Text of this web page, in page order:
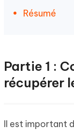
Résumé
Partie 1 :
récupérer
Il est important